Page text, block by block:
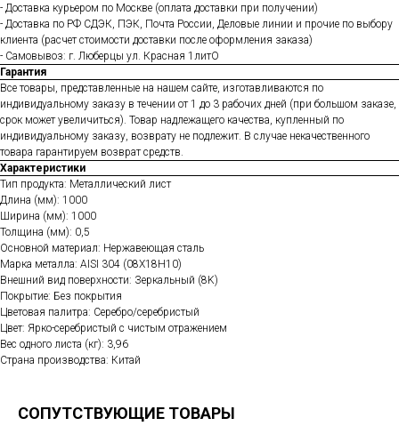
- Доставка курьером по Москве (оплата доставки при получении)
- Доставка по РФ СДЭК, ПЭК, Почта России, Деловые линии и прочие по выбору
клиента (расчет стоимости доставки после оформления заказа)
- Самовывоз: г. Люберцы ул. Красная 1литО
Гарантия
Все товары, представленные на нашем сайте, изготавливаются по
индивидуальному заказу в течении от 1 до 3 рабочих дней (при большом заказе,
срок может увеличиться). Товар надлежащего качества, купленный по
индивидуальному заказу, возврату не подлежит. В случае некачественного
товара гарантируем возврат средств.
Характеристики
Тип продукта: Металлический лист
Длина (мм): 1000
Ширина (мм): 1000
Толщина (мм): 0,5
Основной материал: Нержавеющая сталь
Марка металла: AISI 304 (08Х18Н10)
Внешний вид поверхности: Зеркальный (8K)
Покрытие: Без покрытия
Цветовая палитра: Серебро/серебристый
Цвет: Ярко-серебристый с чистым отражением
Вес одного листа (кг): 3,96
Страна производства: Китай
СОПУТСТВУЮЩИЕ ТОВАРЫ